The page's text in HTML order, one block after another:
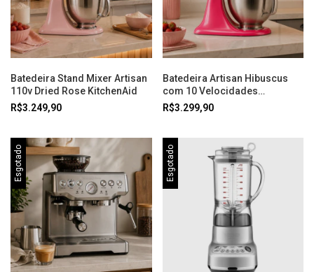
Batedeira Stand Mixer Artisan
110v Dried Rose KitchenAid
R$3.249,90
Batedeira Artisan Hibuscus
com 10 Velocidades
KitchenAid
R$3.299,90
Esgotado Esgotado